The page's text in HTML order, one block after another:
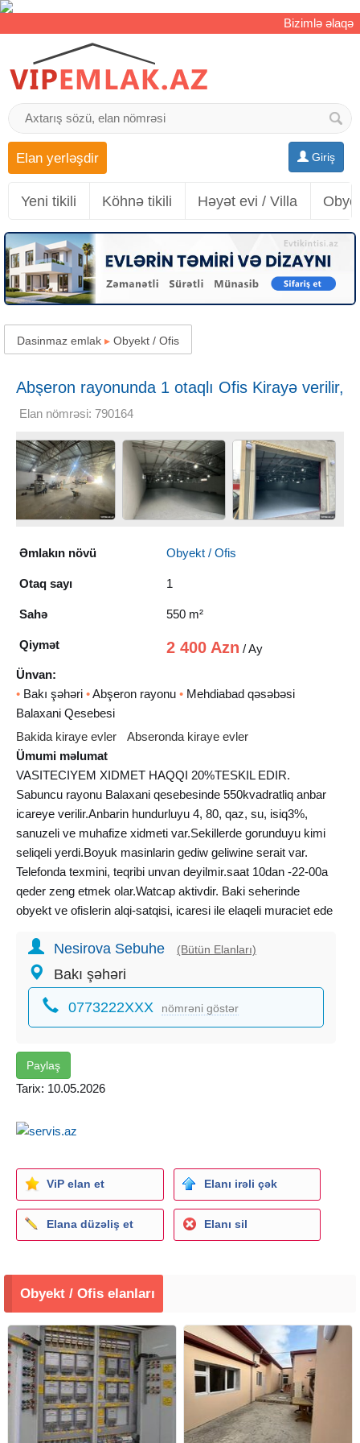
Bizimlə əlaqə
Giriş
Elan yerləşdir
Yeni tikili Köhnə tikili Həyət evi / Villa
Dasinmaz emlak ▸ Obyekt / Ofis
Abşeron rayonunda 1 otaqlı Ofis Kirayə verilir,
550 m²
Elan nömrəsi: 790164
Əmlakın növü Obyekt / Ofis
Otaq sayı 1
Sahə 550 m²
Qiymət 2 400 Azn / Ay
Ünvan:
• Bakı şəhəri •Abşeron rayonu • Mehdiabad qəsəbəsi
Balaxani Qesebesi
Bakida kiraye evler
Abseronda kiraye evler
Ümumi məlumat
VASITECIYEM XIDMET HAQQI 20%TESKIL EDIR.
Sabuncu rayonu Balaxani qesebesinde 550kvadratliq anbar
icareye verilir.Anbarin hundurluyu 4, 80, qaz, su, isiq3%,
sanuzeli ve muhafize xidmeti var.Sekillerde gorunduyu kimi
seliqeli yerdi.Boyuk masinlarin gediw geliwine serait var.
Telefonda texmini, teqribi unvan deyilmir.saat 10dan -22-00a
qeder zeng etmek olar.Watcap aktivdir. Baki seherinde
obyekt ve ofislerin alqi-satqisi, icaresi ile elaqeli muraciet ede
Nesirova Sebuhe (Bütün Elanları)
Bakı şəhəri
0773222XXX nömrəni göstər
Paylaş
Tarix: 10.05.2026
ViP elan et Elanı irəli çək
Elana düzəliş et Elanı sil
Obyekt / Ofis elanları